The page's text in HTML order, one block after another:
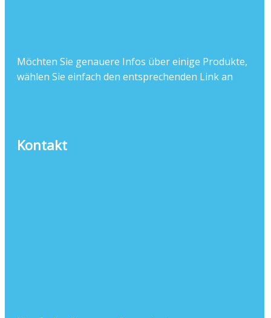
Möchten Sie genauere Infos über einige Produkte,
wählen Sie einfach den entsprechenden Link an
Kontakt